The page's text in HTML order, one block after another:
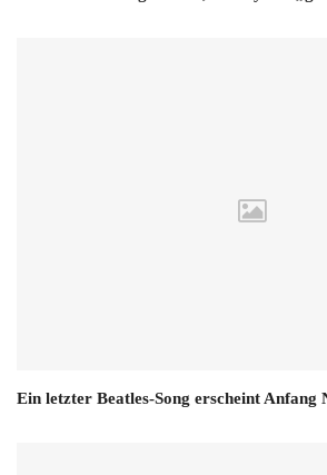
Ein letzter Beatles-Song erscheint Anfang